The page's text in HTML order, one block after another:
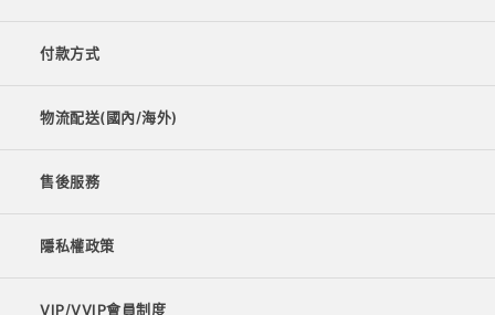
付款方式
物流配送(國內/海外)
售後服務
隱私權政策
VIP/VVIP會員制度